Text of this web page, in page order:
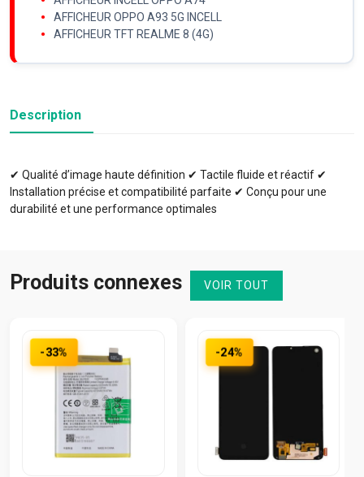
AFFICHEUR OPPO A93 5G INCELL
AFFICHEUR TFT REALME 8 (4G)
Description
✔ Qualité d’image haute définition ✔ Tactile fluide et réactif ✔
Installation précise et compatibilité parfaite ✔ Conçu pour une
durabilité et une performance optimales
Produits connexes VOIR TOUT
-33% -24%